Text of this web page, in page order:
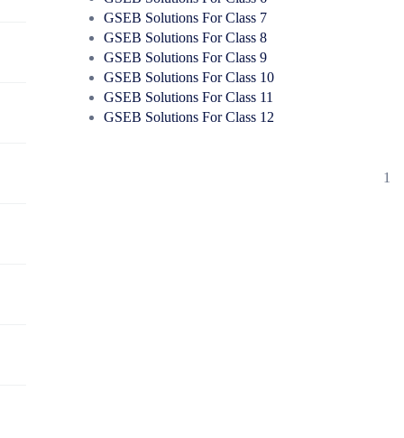
GSEB Solutions For Class 7
GSEB Solutions For Class 8
GSEB Solutions For Class 9
GSEB Solutions For Class 10
GSEB Solutions For Class 11
GSEB Solutions For Class 12
1